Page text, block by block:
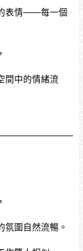
表情——每一個
間中的情緒流
氛圍自然流暢。